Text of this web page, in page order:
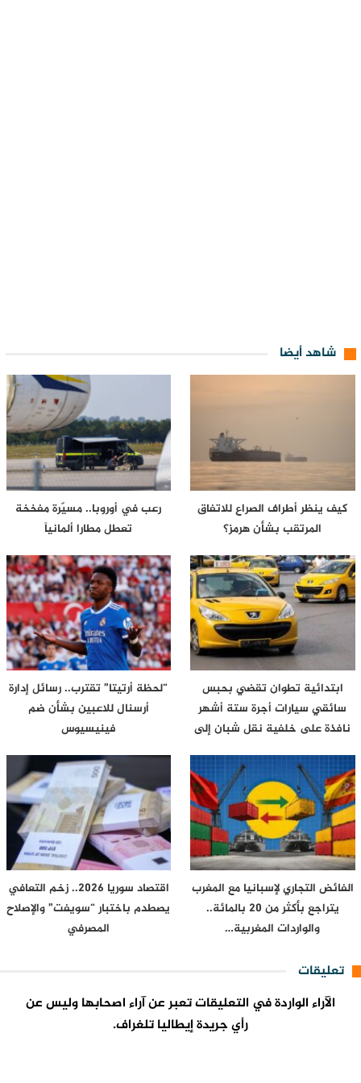
شاهد أيضا
كيف ينظر أطراف الصراع للاتفاق
المرتقب بشأن هرمز؟
رعب في أوروبا.. مسيّرة مفخخة
تعطل مطارا ألمانياً
ابتدائية تطوان تقضي بحبس
سائقي سيارات أجرة ستة أشهر
نافذة على خلفية نقل شبان إلى
“لحظة أرتيتا” تقترب.. رسائل إدارة
أرسنال للاعبين بشأن ضم
فينيسيوس
الفائض التجاري لإسبانيا مع المغرب
يتراجع بأكثر من 20 بالمائة..
والواردات المغربية…
اقتصاد سوريا 2026.. زخم التعافي
يصطدم باختبار “سويفت” والإصلاح
المصرفي
تعليقات
الآراء الواردة في التعليقات تعبر عن آراء اصحابها وليس عن
رأي جريدة إيطاليا تلغراف.